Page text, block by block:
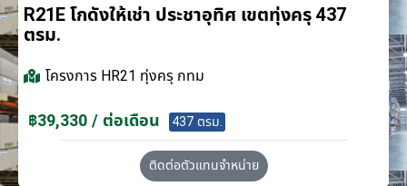
R21E โกดังให้เช่า ประชาอุทิศ เขตทุ่งครุ 437
ตรม.
โครงการ HR21 ทุ่งครุ กทม
฿39,330 / ต่อเดือน 437 ตรม.
ติดต่อตัวแทนจำหน่าย